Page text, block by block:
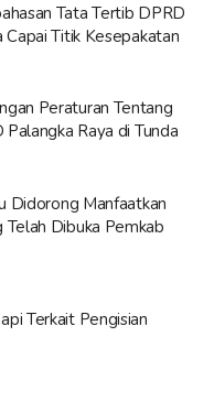
Tata Tertib DPRD
Capai Titik Kesepakatan
Peraturan Tentang
Raya di Tunda
Didorong Manfaatkan
Telah Dibuka Pemkab
Terkait Pengisian